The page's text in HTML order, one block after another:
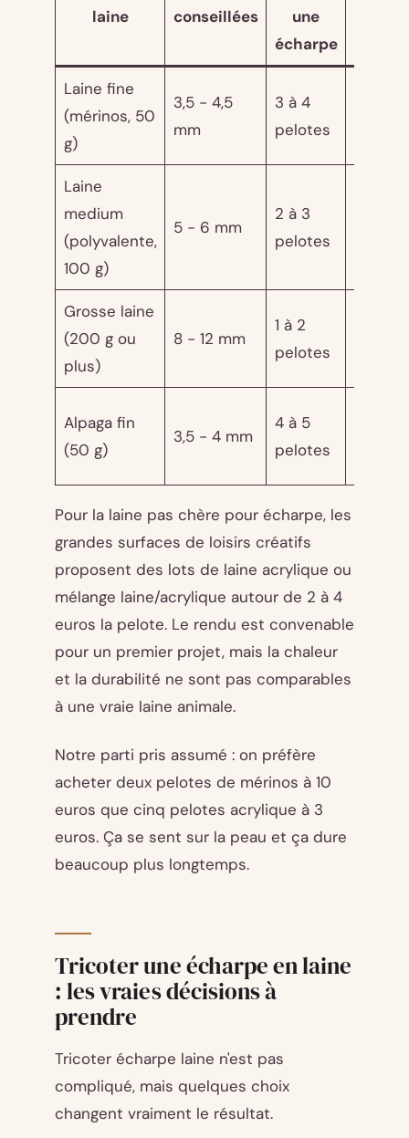
laine
conseillées
une
écharpe
Laine fine
(mérinos, 50
g)
3,5 - 4,5
mm
3 à 4
pelotes
Laine
medium
(polyvalente,
100 g)
5 - 6 mm
2 à 3
pelotes
Grosse laine
(200 g ou
plus)
8 - 12 mm
1 à 2
pelotes
Alpaga fin
(50 g)
3,5 - 4 mm
4 à 5
pelotes
Pour la laine pas chère pour écharpe, les
grandes surfaces de loisirs créatifs
proposent des lots de laine acrylique ou
mélange laine/acrylique autour de 2 à 4
euros la pelote. Le rendu est convenable
pour un premier projet, mais la chaleur
et la durabilité ne sont pas comparables
à une vraie laine animale.
Notre parti pris assumé : on préfère
acheter deux pelotes de mérinos à 10
euros que cinq pelotes acrylique à 3
euros. Ça se sent sur la peau et ça dure
beaucoup plus longtemps.
Tricoter une écharpe en laine
: les vraies décisions à
prendre
Tricoter écharpe laine n'est pas
compliqué, mais quelques choix
changent vraiment le résultat.